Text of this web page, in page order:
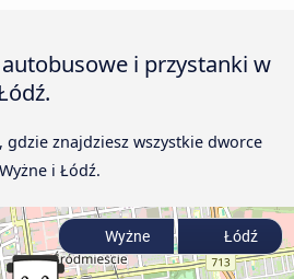
i przystanki w
gdzie znajdziesz wszystkie dworce
i Łódź.
Wyżne Łódź